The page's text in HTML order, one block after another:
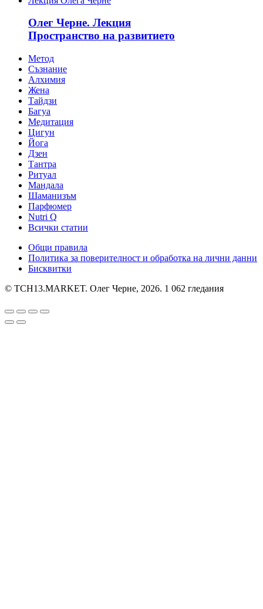
Олег Черне. Лекция
Пространство на развитието
Метод
Съзнание
Алхимия
Жена
Тайдзи
Багуа
Медитация
Цигун
Йога
Дзен
Тантра
Ритуал
Мандала
Шаманизъм
Парфюмер
Nutri Q
Всички статии
Общи правила
Политика за поверителност и обработка на лични данни
Бисквитки
© TCH13.MARKET. Олег Черне, 2026. 1 062 гледания